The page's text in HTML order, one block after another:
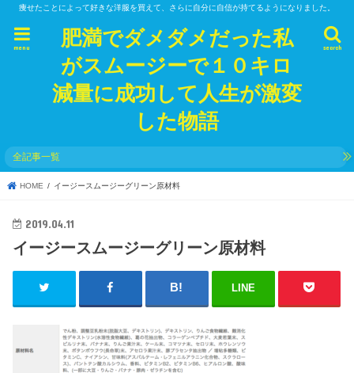
痩せたことによって好きな洋服を買えて、さらに自分に自信が持てるようになりました。
肥満でダメダメだった私
がスムージーで１０キロ
減量に成功して人生が激変
した物語
search
menu
全記事一覧
HOME イージースムージーグリーン原材料
2019.04.11
イージースムージーグリーン原材料
LINE